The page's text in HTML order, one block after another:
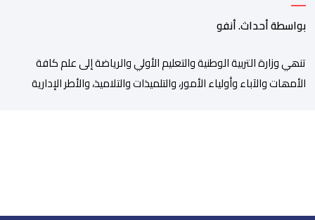
بواسطة أحداث. أنفو
تنھي وزارة التربیة الوطنیة والتعلیم الأولي والریاضة إلى علم كافة
الأمھات والآباء وأولیاء الأمور، والتلمیذات والتلامیذ، والأطر الإداریة